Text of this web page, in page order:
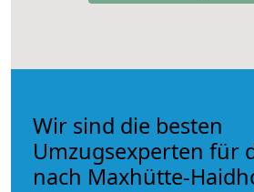
Wir sind die besten
Umzugsexperten für
nach Maxhütte-